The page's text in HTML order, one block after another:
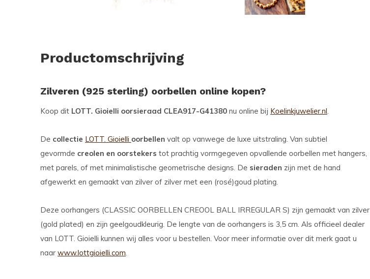
Productomschrijving
Zilveren (925 sterling) oorbellen online kopen?
Koop dit LOTT. Gioielli oorsieraad CLEA917-G41380 nu online bij Koelinkjuwelier.nl.
De collectie LOTT. Gioielli oorbellen valt op vanwege de luxe uitstraling. Van subtiel
gevormde creolen en oorstekers tot prachtig vormgegeven opvallende oorbellen met hangers,
met parels, of met minimalistische geometrische designs. De sieraden zijn met de hand
afgewerkt en gemaakt van zilver of zilver met een (rosé)goud plating.
Deze oorhangers (CLASSIC OORBELLEN CREOOL BALL IRREGULAR S) zijn gemaakt van zilver
(gold plated) en zijn geelgoudkleurig. De lengte van de oorhangers is 3,5 cm. Als officieel dealer
van LOTT. Gioielli kunnen wij alles voor u bestellen. Voor meer informatie over dit merk gaat u
naar www.lottgioielli.com.